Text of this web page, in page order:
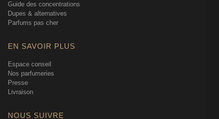
Guide des concentrations
Dupes & alternatives
Parfums pas cher
EN SAVOIR PLUS
Espace conseil
Nos parfumeries
Presse
Livraison
NOUS SUIVRE